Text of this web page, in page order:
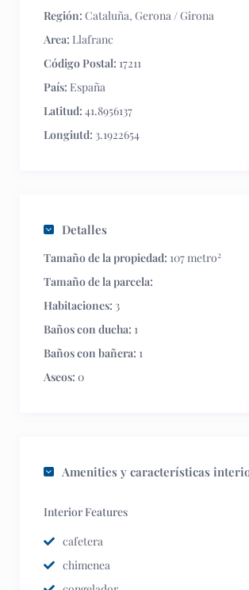
Región: Cataluña, Gerona / Girona
Area: Llafranc
Código Postal: 17211
País: España
Latitud: 41.8956137
Longiutd: 3.1922654
Detalles
Tamaño de la propiedad: 107 metro2
Tamaño de la parcela:
Habitaciones: 3
Baños con ducha: 1
Baños con bañera: 1
Aseos: 0
Amenities y características
Interior Features
cafetera
chimenea